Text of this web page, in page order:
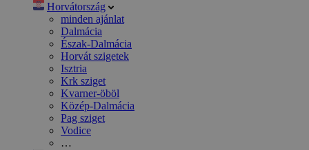
Horvátország
minden ajánlat
Dalmácia
Észak-Dalmácia
Horvát szigetek
Isztria
Krk sziget
Kvarner-öböl
Közép-Dalmácia
Pag sziget
Vodice
…